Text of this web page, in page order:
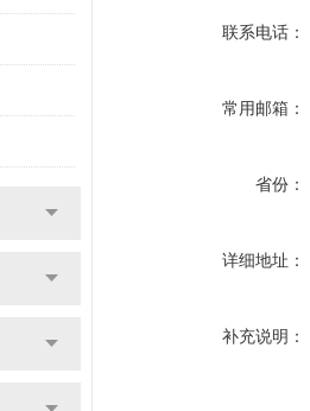
联系电话：
常用邮箱：
省份：
详细地址：
补充说明：